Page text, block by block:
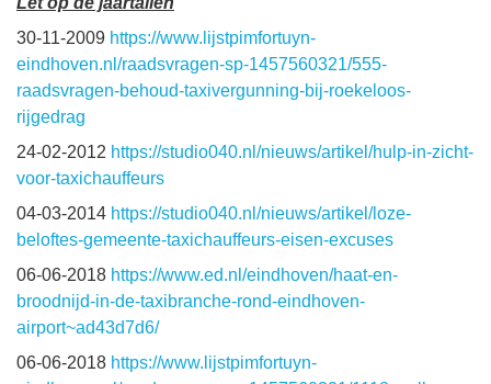
30-11-2009 https://www.lijstpimfortuyn-
eindhoven.nl/raadsvragen-sp-1457560321/555-
raadsvragen-behoud-taxivergunning-bij-roekeloos-
rijgedrag
24-02-2012 https://studio040.nl/nieuws/artikel/hulp-in-zicht-
voor-taxichauffeurs
04-03-2014 https://studio040.nl/nieuws/artikel/loze-
beloftes-gemeente-taxichauffeurs-eisen-excuses
06-06-2018 https://www.ed.nl/eindhoven/haat-en-
broodnijd-in-de-taxibranche-rond-eindhoven-
airport~ad43d7d6/
06-06-2018 https://www.lijstpimfortuyn-